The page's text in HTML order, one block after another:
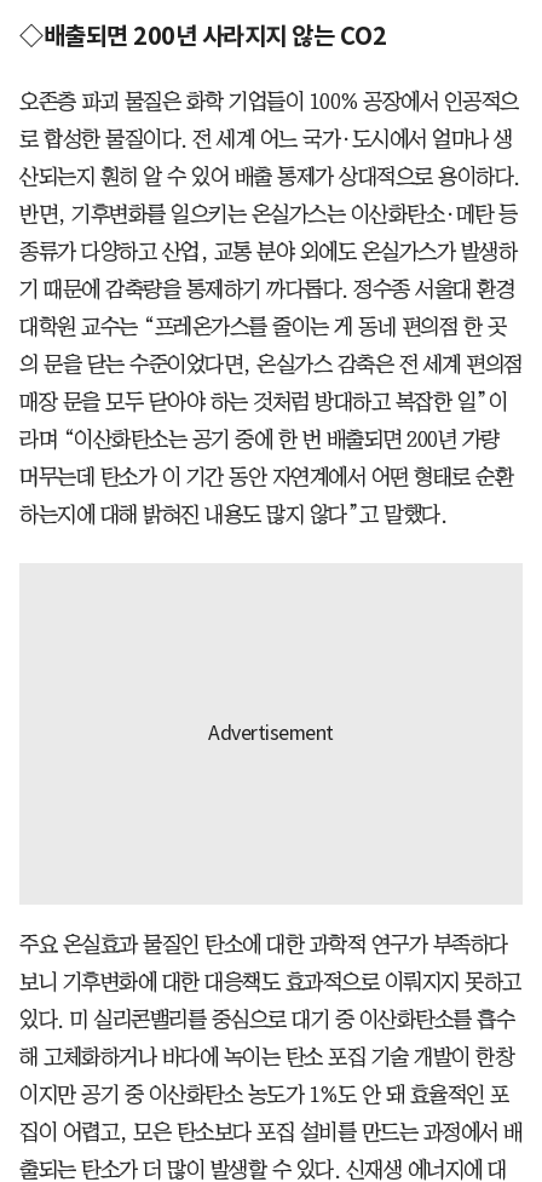
◇배출되면 200년 사라지지 않는 CO2
오존층 파괴 물질은 화학 기업들이 100% 공장에서 인공적으
로 합성한 물질이다. 전 세계 어느 국가·도시에서 얼마나 생
산되는지 훤히 알 수 있어 배출 통제가 상대적으로 용이하다.
반면, 기후변화를 일으키는 온실가스는 이산화탄소·메탄 등
종류가 다양하고 산업, 교통 분야 외에도 온실가스가 발생하
기 때문에 감축량을 통제하기 까다롭다. 정수종 서울대 환경
대학원 교수는 “프레온가스를 줄이는 게 동네 편의점 한 곳
의 문을 닫는 수준이었다면, 온실가스 감축은 전 세계 편의점
매장 문을 모두 닫아야 하는 것처럼 방대하고 복잡한 일”이
라며 “이산화탄소는 공기 중에 한 번 배출되면 200년 가량
머무는데 탄소가 이 기간 동안 자연계에서 어떤 형태로 순환
하는지에 대해 밝혀진 내용도 많지 않다”고 말했다.
주요 온실효과 물질인 탄소에 대한 과학적 연구가 부족하다
보니 기후변화에 대한 대응책도 효과적으로 이뤄지지 못하고
있다. 미 실리콘밸리를 중심으로 대기 중 이산화탄소를 흡수
해 고체화하거나 바다에 녹이는 탄소 포집 기술 개발이 한창
이지만 공기 중 이산화탄소 농도가 1%도 안 돼 효율적인 포
집이 어렵고, 모은 탄소보다 포집 설비를 만드는 과정에서 배
출되는 탄소가 더 많이 발생할 수 있다. 신재생 에너지에 대